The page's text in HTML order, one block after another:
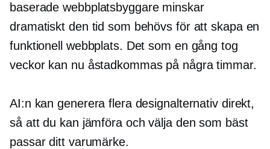
baserade webbplatsbyggare minskar
dramatiskt den tid som behövs för att skapa en
funktionell webbplats. Det som en gång tog
veckor kan nu åstadkommas på några timmar.
AI:n kan generera flera designalternativ direkt,
så att du kan jämföra och välja den som bäst
passar ditt varumärke.